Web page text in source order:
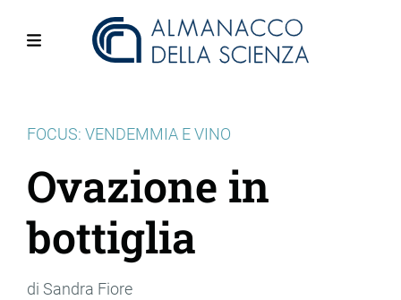
FOCUS: VENDEMMIA E VINO
Ovazione in
bottiglia
di Sandra Fiore